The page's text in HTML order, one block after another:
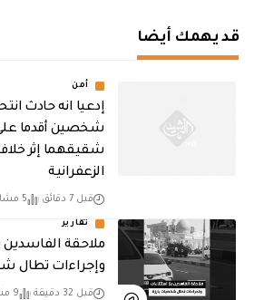
قد يهمك أيضا
أمن
إدعيا انه حادث
شخصين أقدما
شقيقهما إثر
الزعفرانية
قبل 7 دقائق 5 مشاهدات
تقارير
ملاحقة الفاسدين
وإجراءات تطال
قبل 32 دقيقة 9 مشاهدات